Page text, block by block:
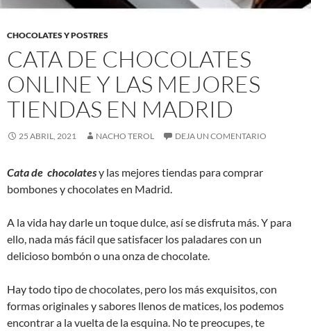
CHOCOLATES Y POSTRES
CATA DE CHOCOLATES
ONLINE Y LAS MEJORES
TIENDAS EN MADRID
25 ABRIL, 2021 NACHO TEROL DEJA UN COMENTARIO
Cata de chocolatesy las mejores tiendas para comprar
bombones y chocolates en Madrid.
A la vida hay darle un toque dulce, así se disfruta más. Y para
ello, nada más fácil que satisfacer los paladares con un
delicioso bombón o una onza de chocolate.
Hay todo tipo de chocolates, pero los más exquisitos, con
formas originales y sabores llenos de matices, los podemos
encontrar a la vuelta de la esquina. No te preocupes, te